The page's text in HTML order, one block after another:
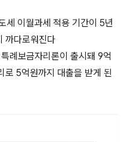
세 이월과세 적용 기간이 5년
까다로워진다
례보금자리론이 출시돼 9억
5억원까지 대출을 받게 된